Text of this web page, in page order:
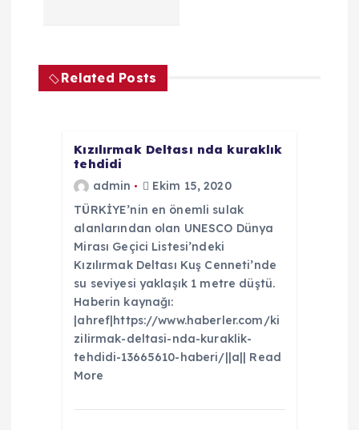
e
Related Posts
Kızılırmak Deltası nda kuraklık
tehdidi
admin
Ekim 15, 2020
TÜRKİYE’nin en önemli sulak
alanlarından olan UNESCO Dünya
Mirası Geçici Listesi’ndeki
Kızılırmak Deltası Kuş Cenneti’nde
su seviyesi yaklaşık 1 metre düştü.
Haberin kaynağı:
|ahref|https://www.haberler.com/ki
zilirmak-deltasi-nda-kuraklik-
tehdidi-13665610-haberi/||a|| Read
More